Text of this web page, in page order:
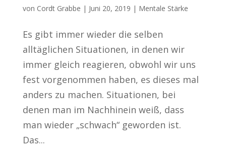
von Cordt Grabbe | Juni 20, 2019 | Mentale Stärke
Es gibt immer wieder die selben
alltäglichen Situationen, in denen wir
immer gleich reagieren, obwohl wir uns
fest vorgenommen haben, es dieses mal
anders zu machen. Situationen, bei
denen man im Nachhinein weiß, dass
man wieder „schwach“ geworden ist.
Das...